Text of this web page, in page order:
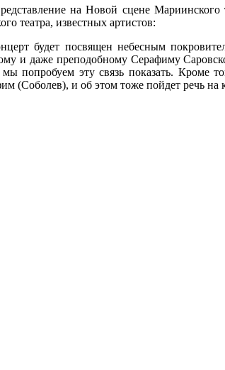
на Новой сцене
театра, известных артистов:
будет посвящен небесным
и даже преподобному Серафиму
попробуем эту связь показать. Кроме
(Соболев), и об этом тоже пойдет речь на